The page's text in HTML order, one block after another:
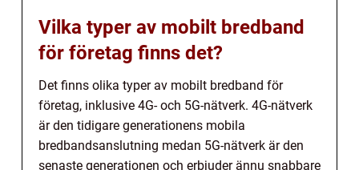
Vilka typer av mobilt bredband
för företag finns det?
Det finns olika typer av mobilt bredband för
företag, inklusive 4G- och 5G-nätverk. 4G-nätverk
är den tidigare generationens mobila
bredbandsanslutning medan 5G-nätverk är den
senaste generationen och erbjuder ännu snabbare